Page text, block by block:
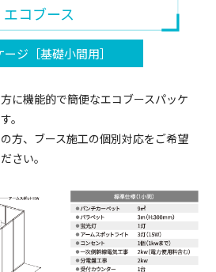
エコブース
ジ［基礎小間用］
に機能的で簡便なエコブースパッケ
。
方、ブース施工の個別対応をご希望
さい。